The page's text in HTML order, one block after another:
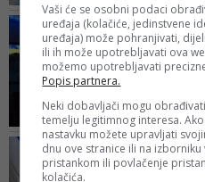
Vaši će se osobni podaci
uređaja (kolačiće, jedinstvene
uređaja) može pohranjivati,
ili ih može upotrebljavati ova
možemo upotrebljavati
Popis partnera.
Neki dobavljači mogu
temelju legitimnog interesa.
nastavku možete upravljati
dnu ove stranice ili na
pristankom ili povlačenje
kolačića.